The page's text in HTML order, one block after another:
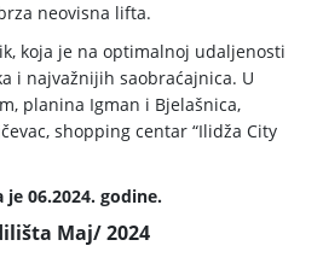
neovisna lifta.
koja je na optimalnoj udaljenosti
i najvažnijih saobraćajnica. U
planina Igman i Bjelašnica,
shopping centar “Ilidža City
06.2024. godine.
Maj/ 2024